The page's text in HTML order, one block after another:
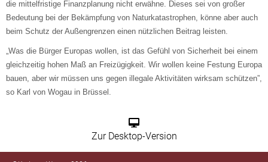
die mittelfristige Finanzplanung nicht erwähne. Dieses sei von großer
Bedeutung bei der Bekämpfung von Naturkatastrophen, könne aber auch
beim Schutz der Außengrenzen einen nützlichen Beitrag leisten.
„Was die Bürger Europas wollen, ist das Gefühl von Sicherheit bei einem
gleichzeitig hohen Maß an Freizügigkeit. Wir wollen keine Festung Europa
bauen, aber wir müssen uns gegen illegale Aktivitäten wirksam schützen”,
so Karl von Wogau in Brüssel.
Zur Desktop-Version